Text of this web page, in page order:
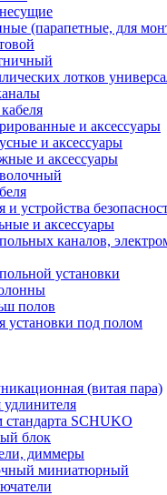
(парапетные, для
лотков
и аксессуары
и аксессуары
и аксессуары
и устройства
и аксессуары
каналов,
установки
полов
установки под полом
(витая пара)
удлинителя
стандарта SCHUKO
блок
диммеры
миниатюрный